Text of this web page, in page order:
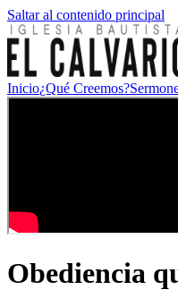
Saltar al contenido principal
Inicio¿Qué Creemos?
Obediencia